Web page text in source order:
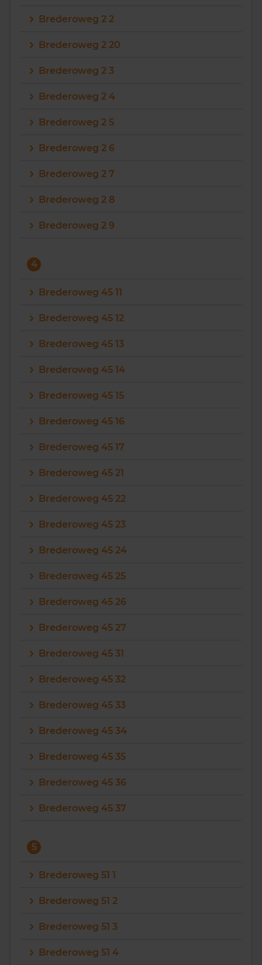
Brederoweg 2 2
Brederoweg 2 20
Brederoweg 2 3
Brederoweg 2 4
Brederoweg 2 5
Brederoweg 2 6
Brederoweg 2 7
Brederoweg 2 8
Brederoweg 2 9
4
Brederoweg 45 11
Brederoweg 45 12
Brederoweg 45 13
Brederoweg 45 14
Brederoweg 45 15
Brederoweg 45 16
Brederoweg 45 17
Brederoweg 45 21
Brederoweg 45 22
Brederoweg 45 23
Brederoweg 45 24
Brederoweg 45 25
Brederoweg 45 26
Brederoweg 45 27
Brederoweg 45 31
Brederoweg 45 32
Brederoweg 45 33
Brederoweg 45 34
Brederoweg 45 35
Brederoweg 45 36
Brederoweg 45 37
5
Brederoweg 51 1
Brederoweg 51 2
Brederoweg 51 3
Brederoweg 51 4